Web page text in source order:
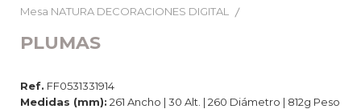
Mesa NATURA DECORACIONES DIGITAL
PLUMAS
Ref. FF0531331914
Medidas (mm): 261 Ancho | 30 Alt. | 260 Diámetro | 812g Peso